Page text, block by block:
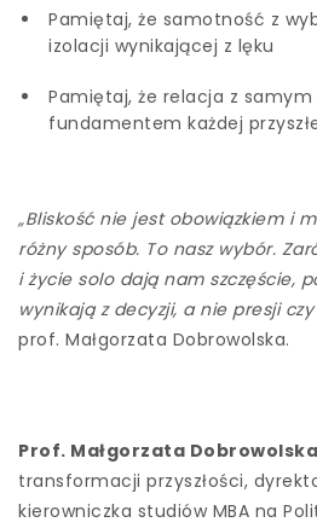
Pamiętaj, że samotność z
izolacji wynikającej z lęku
Pamiętaj, że relacja z
fundamentem każdej
„Bliskość nie jest obowiązkiem i
różny sposób. To nasz wybór.
i życie solo dają nam szczęście,
wynikają z decyzji, a nie presji czy
prof. Małgorzata Dobrowolska.
Prof. Małgorzata Dobrowolska
transformacji przyszłości,
kierowniczka studiów MBA na